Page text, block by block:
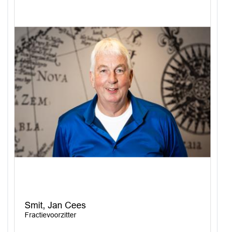
Smit, Jan Cees
Fractievoorzitter